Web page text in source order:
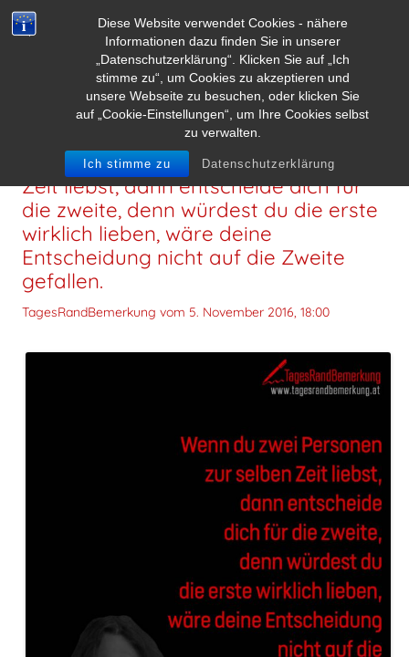
Diese Website verwendet Cookies - nähere
Informationen dazu finden Sie in unserer
„Datenschutzerklärung“. Klicken Sie auf „Ich
stimme zu“, um Cookies zu akzeptieren und
unsere Webseite zu besuchen, oder klicken Sie
auf „Cookie-Einstellungen“, um Ihre Cookies selbst
zu verwalten.
Ich stimme zu Datenschutzerklärung
Wenn du zwei Personen zur selben
Zeit liebst, dann entscheide dich für
die zweite, denn würdest du die erste
wirklich lieben, wäre deine
Entscheidung nicht auf die Zweite
gefallen.
TagesRandBemerkung vom 5. November 2016, 18:00